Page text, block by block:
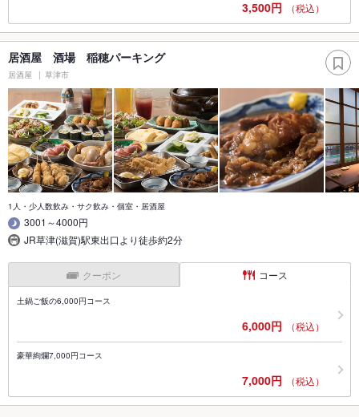
3,500円 （税込）
居酒屋 酒場 稲穂パーキング
居酒屋 草津市
1人・少人数飲み・サク飲み・個室・居酒屋
3001～4000円
JR草津(滋賀)駅東出口より徒歩約2分
クーポン コース
土鍋ご飯の6,000円コース
6,000円 （税込）
豪華絢爛7,000円コース
7,000円 （税込）